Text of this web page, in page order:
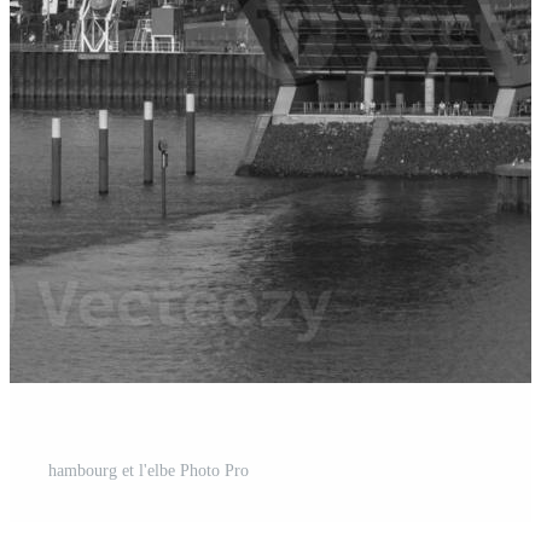
hambourg et l'elbe Photo Pro